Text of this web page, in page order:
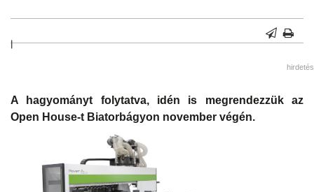
|
hirdetés
A hagyományt folytatva, idén is megrendezzük az
Open House-t Biatorbágyon november végén.